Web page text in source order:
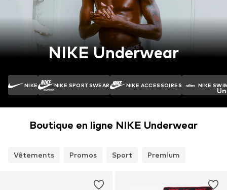
NIKE Underwear
NIKE NIKE SPORTSWEAR NIKE ACCESSOIRES NIKE
Boutique en ligne NIKE Underwear
Vêtements Promos Sport Premium